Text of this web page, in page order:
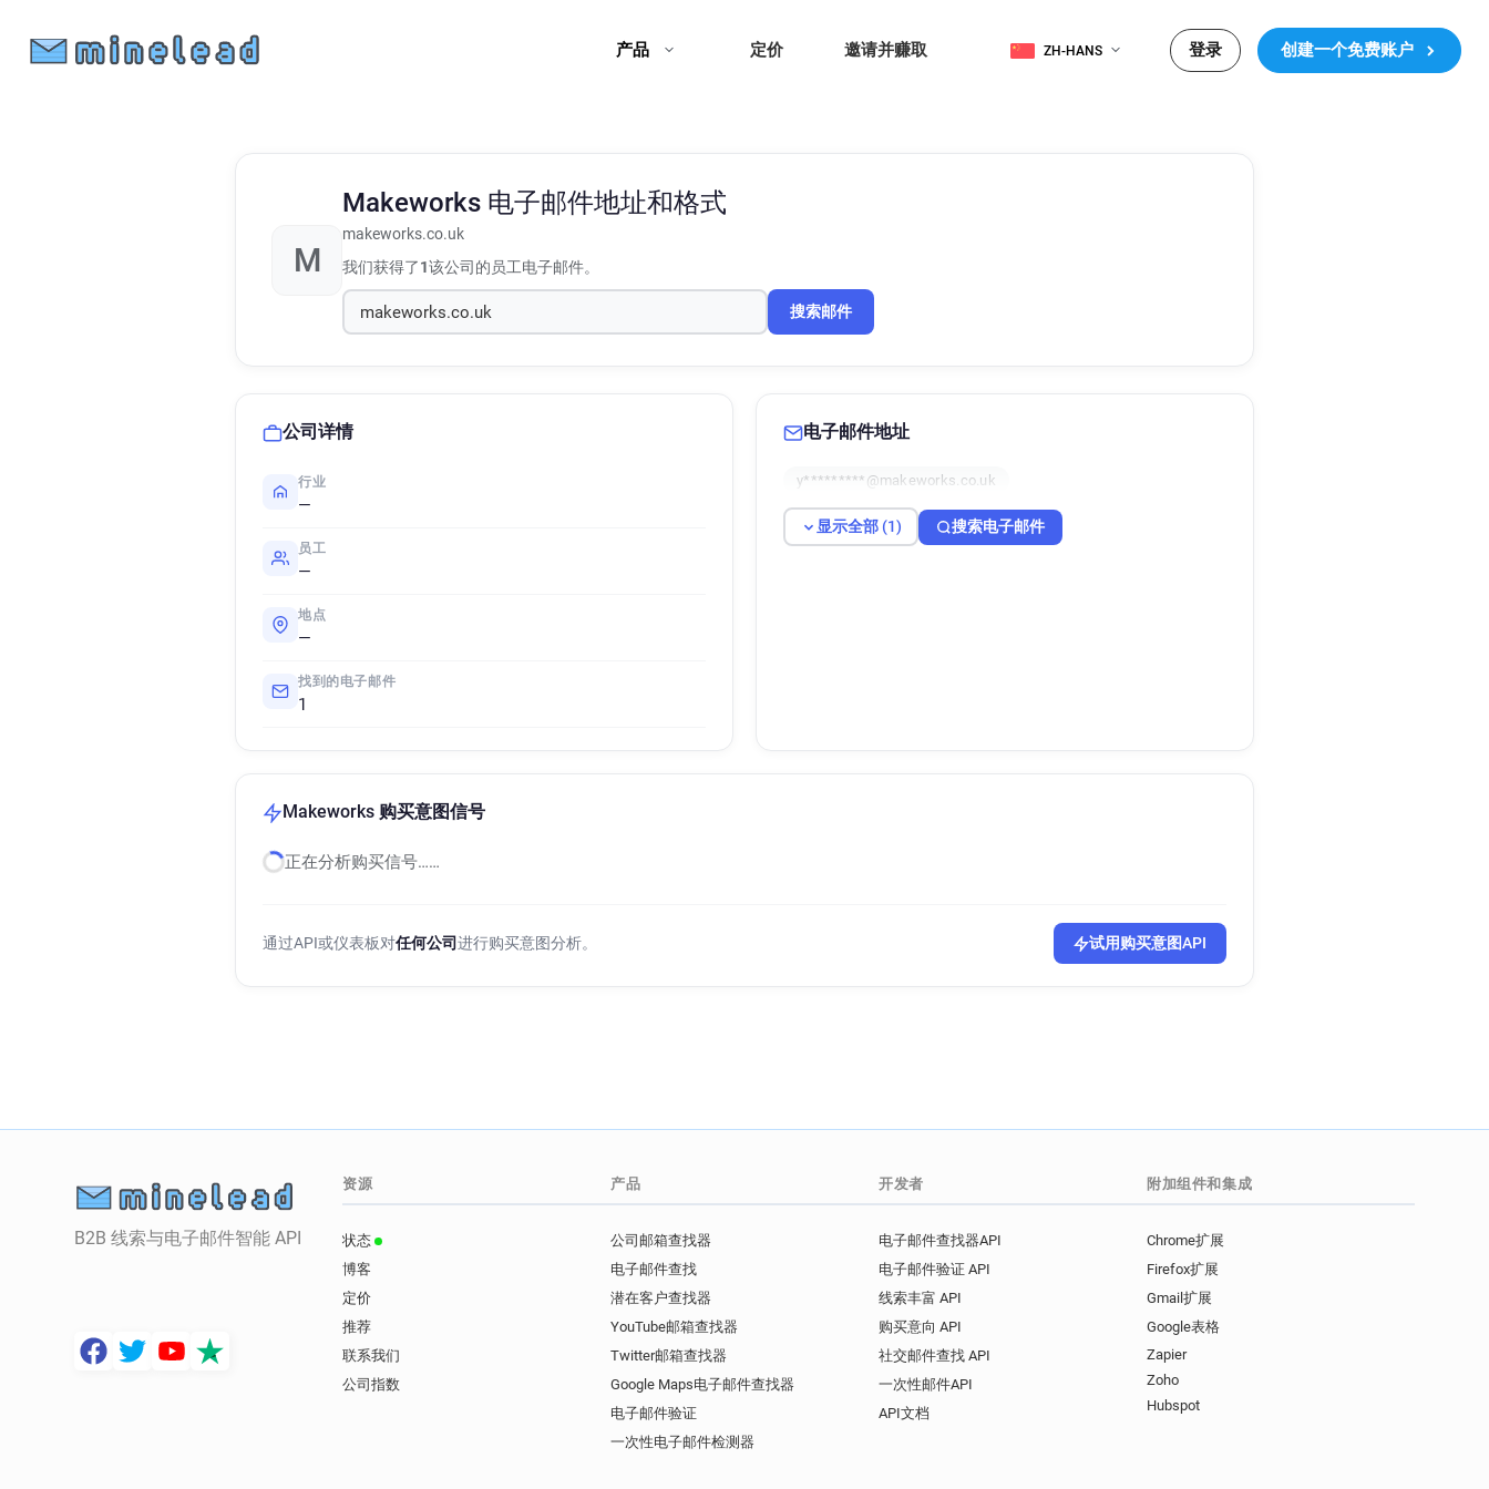
产品 定价 邀请并赚取 ZH-HANS 登录 创建一个免费账户
M
Makeworks 电子邮件地址和格式
makeworks.co.uk
我们获得了1该公司的员工电子邮件。
搜索邮件
公司详情
行业
—
员工
—
地点
—
找到的电子邮件
1
电子邮件地址
y*********@makeworks.co.uk
显示全部 (1) 搜索电子邮件
Makeworks 购买意图信号
正在分析购买信号……
通过API或仪表板对任何公司进行购买意图分析。 试用购买意图API
B2B 线索与电子邮件智能 API
资源
状态
博客
定价
推荐
联系我们
公司指数
产品
公司邮箱查找器
电子邮件查找
潜在客户查找器
YouTube邮箱查找器
Twitter邮箱查找器
Google Maps电子邮件查找器
电子邮件验证
一次性电子邮件检测器
开发者
电子邮件查找器API
电子邮件验证 API
线索丰富 API
购买意向 API
社交邮件查找 API
一次性邮件API
API文档
附加组件和集成
Chrome扩展
Firefox扩展
Gmail扩展
Google表格
Zapier
Zoho
Hubspot